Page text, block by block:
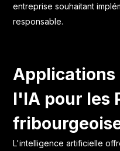
entreprise souhaitant
responsable.
Applications
l'IA pour les
L'intelligence artificielle